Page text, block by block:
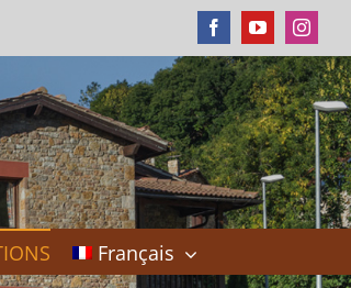
FacebookYouTube
Français